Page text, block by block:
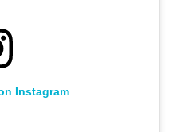
Instagram